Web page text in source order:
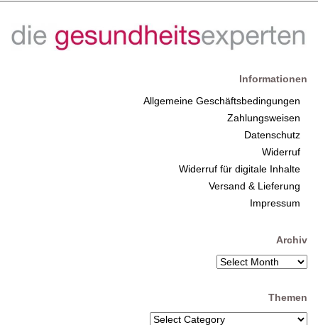
Informationen
Allgemeine Geschäftsbedingungen
Zahlungsweisen
Datenschutz
Widerruf
Widerruf für digitale Inhalte
Versand & Lieferung
Impressum
Archiv
Themen